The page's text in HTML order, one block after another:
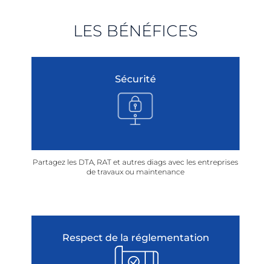
LES BÉNÉFICES
Sécurité
Partagez les DTA, RAT et autres diags avec les entreprises
de travaux ou maintenance
Respect de la réglementation